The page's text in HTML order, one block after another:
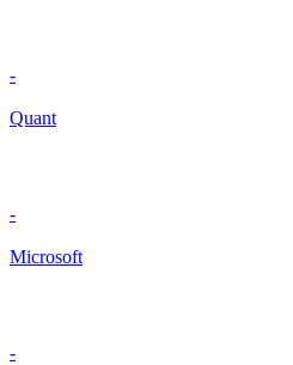
-
Quant
-
Microsoft
-